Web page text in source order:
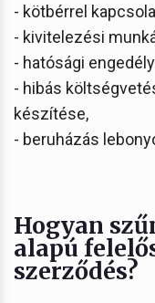
- kötbérrel
- kivitelezési
- hatósági
- hibás
készítése,
- beruházás
Hogyan
alapú
szerződés?